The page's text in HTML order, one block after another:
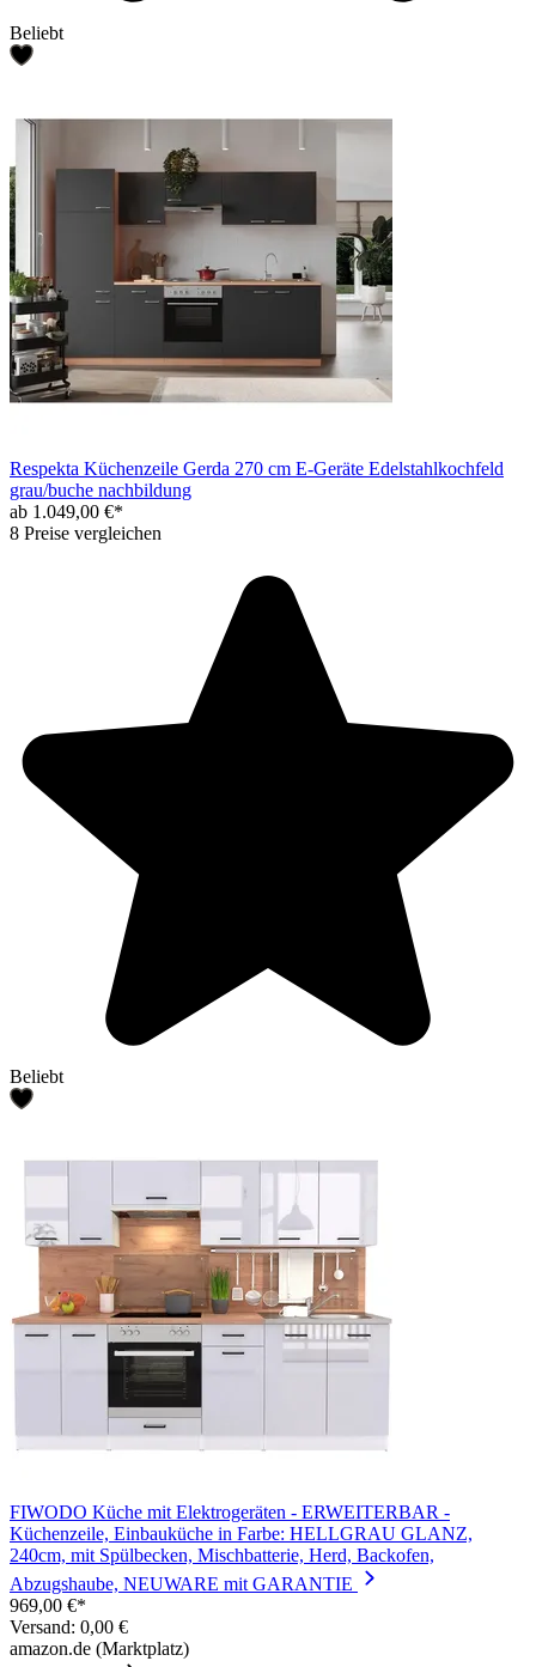
Beliebt
Respekta Küchenzeile Gerda 270 cm E-Geräte Edelstahlkochfeld
grau/buche nachbildung
ab 1.049,00 €*
8 Preise vergleichen
Beliebt
FIWODO Küche mit Elektrogeräten - ERWEITERBAR -
Küchenzeile, Einbauküche in Farbe: HELLGRAU GLANZ,
240cm, mit Spülbecken, Mischbatterie, Herd, Backofen,
Abzugshaube, NEUWARE mit GARANTIE
969,00 €*
Versand: 0,00 €
amazon.de (Marktplatz)